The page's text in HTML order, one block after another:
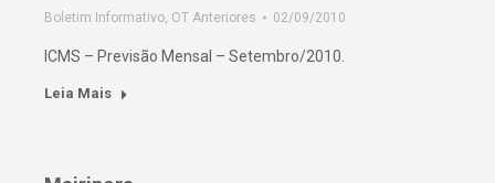
Boletim Informativo, OT Anteriores 02/09/2010
ICMS – Previsão Mensal – Setembro/2010.
Leia Mais